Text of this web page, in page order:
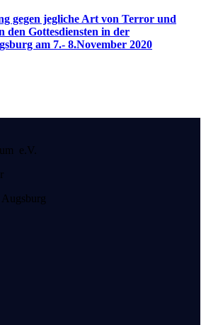
gegen jegliche Art von Terror und
den Gottesdiensten in der
am 7.- 8.November 2020
e.V.
Augsburg